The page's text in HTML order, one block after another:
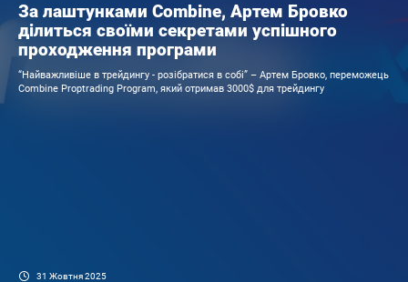
За лаштунками Combine, Артем Бровко
ділиться своїми секретами успішного
проходження програми
“Найважливіше в трейдингу - розібратися в собі” – Артем Бровко, переможець
Combine Proptrading Program, який отримав 3000$ для трейдингу
31 Жовтня 2025